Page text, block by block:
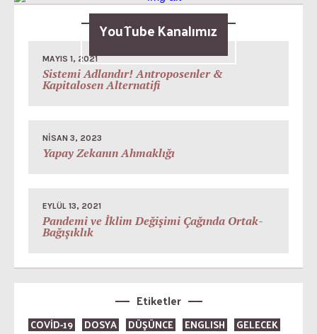
YouTube Kanalımız
Okunsun Dediklerimiz
MAYIS 1, 2021
Sistemi Adlandır! Antroposenler &
Kapitalosen Alternatifi
NISAN 3, 2023
Yapay Zekanın Ahmaklığı
EYLÜL 13, 2021
Pandemi ve İklim Değişimi Çağında Ortak-
Bağışıklık
Etiketler
COVID-19 DOSYA DÜŞÜNCE ENGLISH
GELECEK